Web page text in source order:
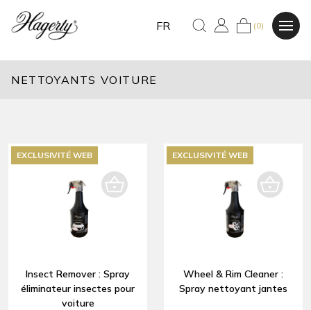
FR (0)
NETTOYANTS VOITURE
Insect Remover : Spray
éliminateur insectes pour
voiture
EXCLUSIVITÉ WEB
Wheel & Rim Cleaner :
Spray nettoyant jantes
EXCLUSIVITÉ WEB